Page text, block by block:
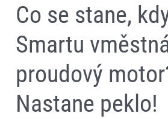
Co se stane,
Smartu
proudový
Nastane peklo!